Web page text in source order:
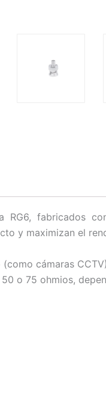
RG6, fabricados
y maximizan el
cámaras
o 75 ohmios,